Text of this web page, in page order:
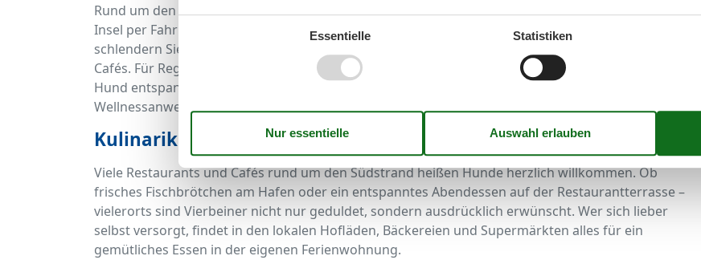
Rund um den Südstrand gibt es viele Aktivitäten, die auch mit Hund möglich sind. Erkunden Sie die
Insel per Fahrrad (inklusive Hundeanhänger), besuchen Sie das Wasservogelreservat Wallnau oder
schlendern Sie durch das idyllische Städtchen Burg mit seinen hundefreundlichen Geschäften und
Cafés. Für Regentage bietet das nahegelegene FehMare Badezentrum Abwechslung – während Ihr
Hund entspannt in der Unterkunft bleibt, genießen Sie Sauna, Schwimmbad oder
Wellnessanwendungen.
Kulinarik mit Hund – gemeinsam genießen
Viele Restaurants und Cafés rund um den Südstrand heißen Hunde herzlich willkommen. Ob
frisches Fischbrötchen am Hafen oder ein entspanntes Abendessen auf der Restaurantterrasse –
vielerorts sind Vierbeiner nicht nur geduldet, sondern ausdrücklich erwünscht. Wer sich lieber
selbst versorgt, findet in den lokalen Hofläden, Bäckereien und Supermärkten alles für ein
gemütliches Essen in der eigenen Ferienwohnung.
Essentielle Statistiken